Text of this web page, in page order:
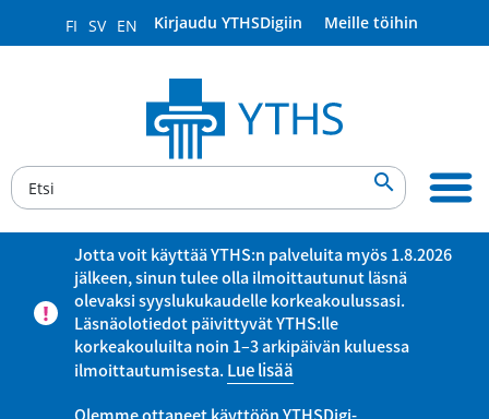
FI SV EN Kirjaudu YTHSDigiin Meille töihin

Jotta voit käyttää YTHS:n palveluita myös 1.8.2026
jälkeen, sinun tulee olla ilmoittautunut läsnä
olevaksi syyslukukaudelle korkeakoulussasi.
Läsnäolotiedot päivittyvät YTHS:lle
korkeakouluilta noin 1–3 arkipäivän kuluessa
ilmoittautumisesta.Lue lisää